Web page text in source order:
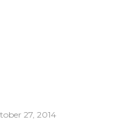
27, 2014